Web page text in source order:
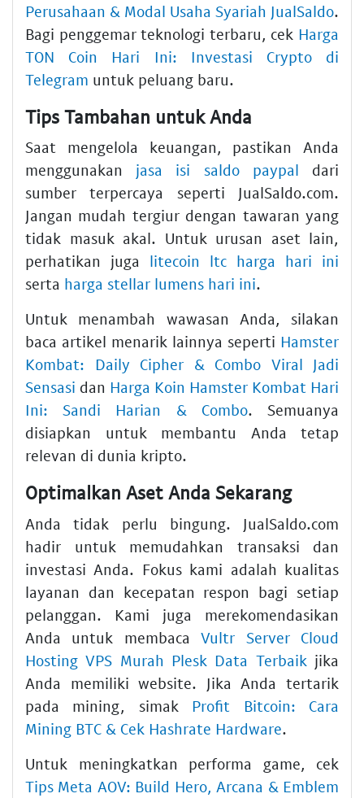
Perusahaan & Modal Usaha Syariah JualSaldo.
Bagi penggemar teknologi terbaru, cek Harga
TON Coin Hari Ini: Investasi Crypto di
Telegram untuk peluang baru.
Tips Tambahan untuk Anda
Saat mengelola keuangan, pastikan Anda
menggunakan jasa isi saldo paypal dari
sumber terpercaya seperti JualSaldo.com.
Jangan mudah tergiur dengan tawaran yang
tidak masuk akal. Untuk urusan aset lain,
perhatikan juga litecoin ltc harga hari ini
serta harga stellar lumens hari ini.
Untuk menambah wawasan Anda, silakan
baca artikel menarik lainnya seperti Hamster
Kombat: Daily Cipher & Combo Viral Jadi
Sensasi dan Harga Koin Hamster Kombat Hari
Ini: Sandi Harian & Combo. Semuanya
disiapkan untuk membantu Anda tetap
relevan di dunia kripto.
Optimalkan Aset Anda Sekarang
Anda tidak perlu bingung. JualSaldo.com
hadir untuk memudahkan transaksi dan
investasi Anda. Fokus kami adalah kualitas
layanan dan kecepatan respon bagi setiap
pelanggan. Kami juga merekomendasikan
Anda untuk membacaVultr Server Cloud
Hosting VPS Murah Plesk Data Terbaikjika
Anda memiliki website. Jika Anda tertarik
pada mining, simak Profit Bitcoin: Cara
Mining BTC & Cek Hashrate Hardware.
Untuk meningkatkan performa game, cek
Tips Meta AOV: Build Hero, Arcana & Emblem